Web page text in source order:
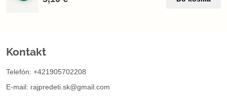
Kontakt
Telefón: +421905702208
E-mail: rajpredeti.sk@gmail.com